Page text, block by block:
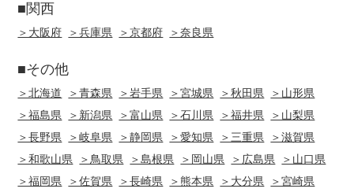
■関西
＞大阪府 ＞兵庫県 ＞京都府 ＞奈良県
■その他
＞北海道 ＞青森県 ＞岩手県 ＞宮城県 ＞秋田県
＞山形県
＞福島県
＞新潟県 ＞富山県 ＞石川県 ＞福井県
＞山梨県
＞長野県
＞岐阜県 ＞静岡県 ＞愛知県 ＞三重県
＞滋賀県
＞和歌山県
＞鳥取県 ＞島根県 ＞岡山県 ＞広島県
＞山口県
＞福岡県
＞佐賀県 ＞長崎県 ＞熊本県 ＞大分県
＞宮崎県